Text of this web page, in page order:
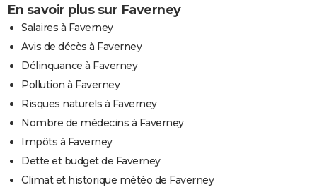
En savoir plus sur Faverney
Salaires à Faverney
Avis de décès à Faverney
Délinquance à Faverney
Pollution à Faverney
Risques naturels à Faverney
Nombre de médecins à Faverney
Impôts à Faverney
Dette et budget de Faverney
Climat et historique météo de Faverney